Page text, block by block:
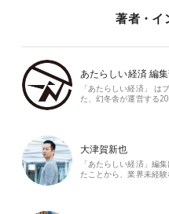
著者・イ
あたらしい経済 編
「あたらしい経済」 は
た、幻冬舎が運営する
大津賀新也
「あたらしい経済」編
たことから、業界未経